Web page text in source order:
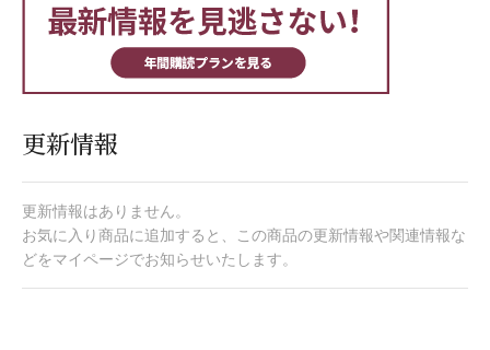
更新情報
更新情報はありません。
お気に入り商品に追加すると、この商品の更新情報や関連情報な
どをマイページでお知らせいたします。